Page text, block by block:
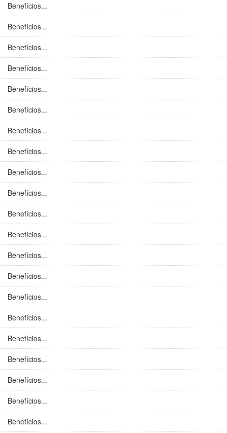
Benefícios...
Benefícios...
Benefícios...
Benefícios...
Benefícios...
Benefícios...
Benefícios...
Benefícios...
Benefícios...
Benefícios...
Benefícios...
Benefícios...
Benefícios...
Benefícios...
Benefícios...
Benefícios...
Benefícios...
Benefícios...
Benefícios...
Benefícios...
Benefícios...